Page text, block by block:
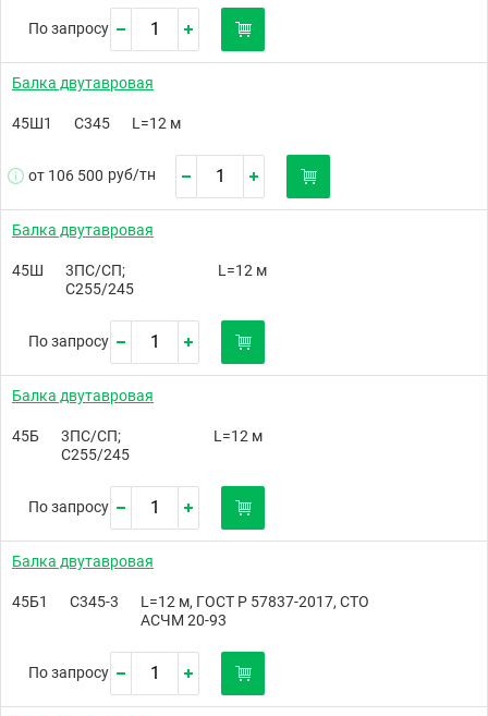
По запросу
Балка двутавровая
45Ш1 С345 L=12 м
от 106 500 руб/тн
Балка двутавровая
45Ш
3ПС/СП;
С255/245
L=12 м
По запросу
Балка двутавровая
45Б
3ПС/СП;
С255/245
L=12 м
По запросу
Балка двутавровая
45Б1 С345-3
L=12 м, ГОСТ Р 57837-2017, СТО
АСЧМ 20-93
По запросу